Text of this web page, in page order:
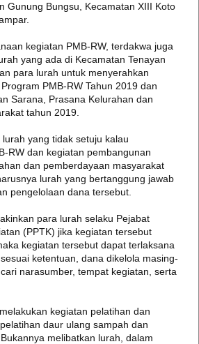
Gunung Bungsu, Kecamatan XIII Koto
kegiatan PMB-RW, terdakwa juga
yang ada di Kecamatan Tenayan
para lurah untuk menyerahkan
PMB-RW Tahun 2019 dan
Sarana, Prasana Kelurahan dan
tahun 2019.
yang tidak setuju kalau
RW dan kegiatan pembangunan
dan pemberdayaan masyarakat
lurah yang bertanggung jawab
pengelolaan dana tersebut.
para lurah selaku Pejabat
(PPTK) jika kegiatan tersebut
kegiatan tersebut dapat terlaksana
ketentuan, dana dikelola masing-
narasumber, tempat kegiatan, serta
kegiatan pelatihan dan
daur ulang sampah dan
melibatkan lurah, dalam